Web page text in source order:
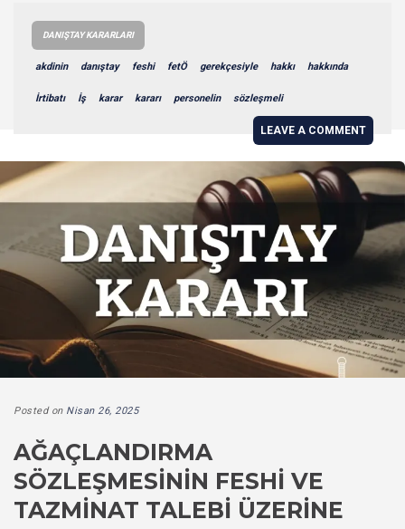
DANIŞTAY KARARLARI
akdinin danıştay feshi fetÖ gerekçesiyle hakkı hakkında
İrtibatı İş karar kararı personelin sözleşmeli
LEAVE A COMMENT
Posted on Nisan 26, 2025
AĞAÇLANDIRMA
SÖZLEŞMESININ FESHI VE
TAZMINAT TALEBI ÜZERINE